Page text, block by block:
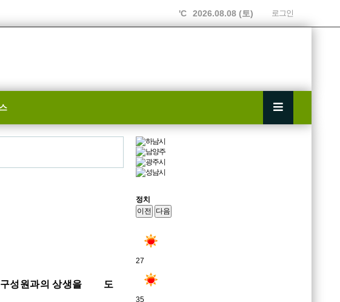
'C 2026.08.08 (토) 로그인
구성원과의 상생을 도
정치
이전
다음
27
35